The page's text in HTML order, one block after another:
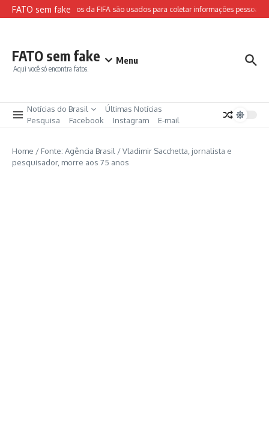
Ir para o conteúdo
FATO sem fakeSites falsos da FIFA são usados para coletar informações pessoais
FATO sem fake
Aqui você só encontra fatos.
Menu
Notícias do Brasil
Últimas Notícias
Pesquisa
Facebook Instagram E-mail
Home / Fonte: Agência Brasil /Vladimir Sacchetta, jornalista e
pesquisador, morre aos 75 anos